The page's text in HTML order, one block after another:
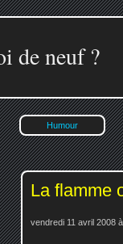
de neuf ?
Humour
La flamme
vendredi 11 avril 2008